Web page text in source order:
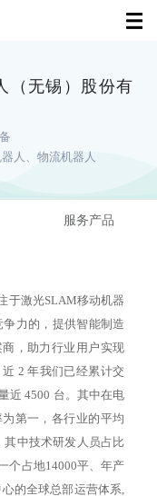
（无锡）股份有
人、物流机器人
服务产品
于激光SLAM移动机器
力的，提供智能制造
，助力行业用户实现
2 年我们已经累计交
近 4500 台。其中在电
第一，各行业的平均
其中技术研发人员占比
个占地14000平、年产
的全球总部运营体系,